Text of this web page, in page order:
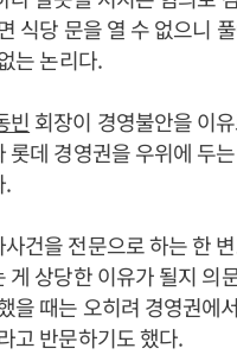
식당 문을 열 수 없으니
는 논리다.
빈 회장이 경영불안을 이
롯데 경영권을 우위에 두
.
건을 전문으로 하는 한
게 상당한 이유가 될지 의
을 때는 오히려 경영권에
고 반문하기도 했다.